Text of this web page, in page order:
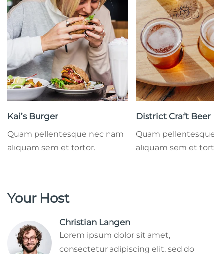
Kai’s Burger
Quam pellentesque nec nam
aliquam sem et tortor.
District Craft Beer
Quam pellentesque
aliquam sem et
Your Host
Christian Langen
Lorem ipsum dolor sit amet,
consectetur adipiscing elit, sed do